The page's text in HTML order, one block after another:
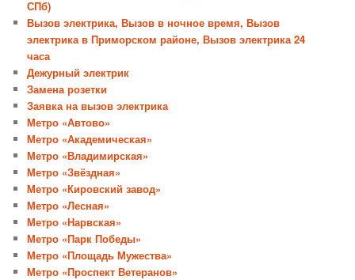
СПб)
Вызов электрика, Вызов в ночное время, Вызов
электрика в Приморском районе, Вызов электрика 24
часа
Дежурный электрик
Замена розетки
Заявка на вызов электрика
Метро «Автово»
Метро «Академическая»
Метро «Владимирская»
Метро «Звёздная»
Метро «Кировский завод»
Метро «Лесная»
Метро «Нарвская»
Метро «Парк Победы»
Метро «Площадь Мужества»
Метро «Проспект Ветеранов»